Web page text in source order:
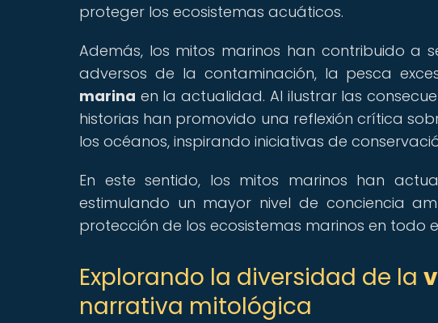
proteger los ecosistemas acuáticos.
Además, los mitos marinos han contribuido a
adversos de la contaminación, la pesca
marina en la actualidad. Al ilustrar las
historias han promovido una reflexión crítica
los océanos, inspirando iniciativas de
En este sentido, los mitos marinos han
estimulando un mayor nivel de conciencia
protección de los ecosistemas marinos en todo
Explorando la diversidad de la
narrativa mitológica